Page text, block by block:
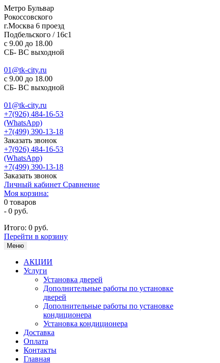
Метро Бульвар
Рокоссовского
г.Москва 6 проезд
Подбельского / 16с1
c 9.00 до 18.00
СБ- ВС выходной
01@tk-city.ru
c 9.00 до 18.00
СБ- ВС выходной
01@tk-city.ru
+7(926) 484-16-53
(WhatsApp)
+7(499) 390-13-18
Заказать звонок
+7(926) 484-16-53
(WhatsApp)
+7(499) 390-13-18
Заказать звонок
Личный кабинет Сравнение
Моя корзина:
0 товаров
- 0 руб.
Итого: 0 руб.
Перейти в корзину
Меню
АКЦИИ
Услуги
Установка дверей
Дополнительные работы по установке
дверей
Дополнительные работы по установке
кондиционера
Установка кондиционера
Доставка
Оплата
Контакты
Главная